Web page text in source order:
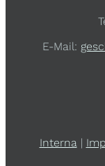
E-Mail:
Interna|